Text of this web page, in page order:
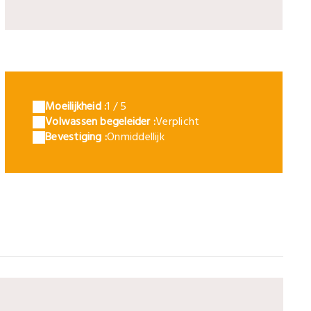
Moeilijkheid :1 / 5
Volwassen begeleider :Verplicht
Bevestiging :Onmiddellijk